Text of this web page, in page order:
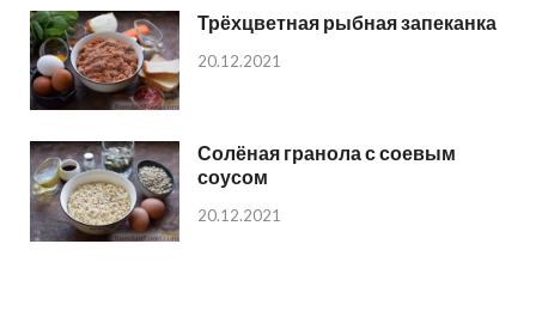
Трёхцветная рыбная запеканка
20.12.2021
Солёная гранола с соевым
соусом
20.12.2021